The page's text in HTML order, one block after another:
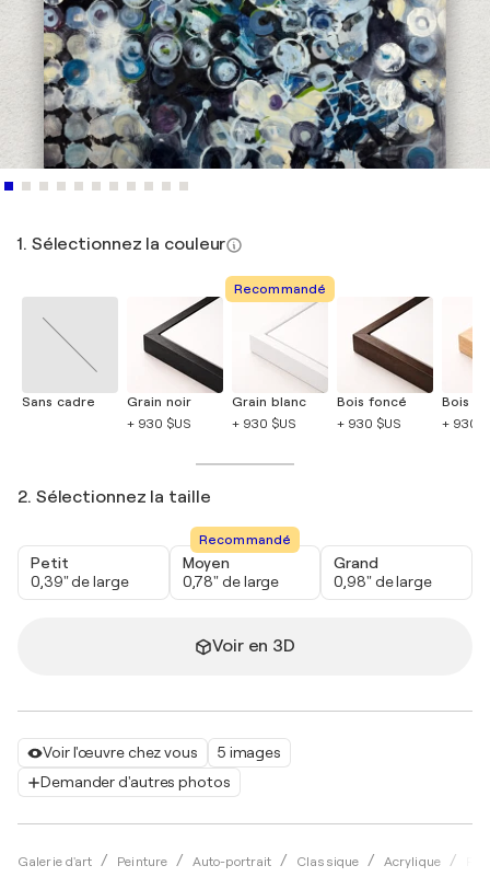
Voir l'œuvre chez vous
5 images
Demander d'autres photos
Galerie d'art Peinture Auto-portrait Classique Acrylique
1. Sélectionnez la couleur
Sans cadre
Grain noir
+ 930 $US
Recommandé
Grain blanc
+ 930 $US
Bois foncé
+ 930 $US
Bois
+ 930
2. Sélectionnez la taille
Petit
0,39" de large
Recommandé
Moyen
0,78" de large
Grand
0,98" de large
Voir en 3D